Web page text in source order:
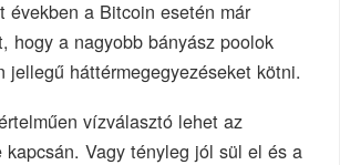
években a Bitcoin esetén már
hogy a nagyobb bányász poolok
jellegű háttérmegegyezéseket kötni.
vízválasztó lehet az
kapcsán. Vagy tényleg jól sül el és a